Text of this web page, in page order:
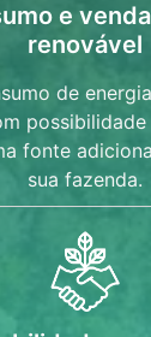
e
renovável
de
fonte
sua fazenda.